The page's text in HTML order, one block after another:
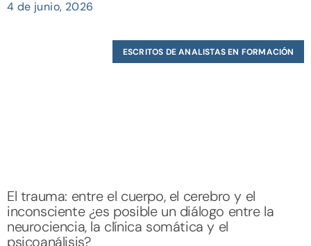
4 de junio, 2026
ESCRITOS DE ANALISTAS EN FORMACIÓN
El trauma: entre el cuerpo, el cerebro y el
inconsciente ¿es posible un diálogo entre la
neurociencia, la clínica somática y el
psicoanálisis?